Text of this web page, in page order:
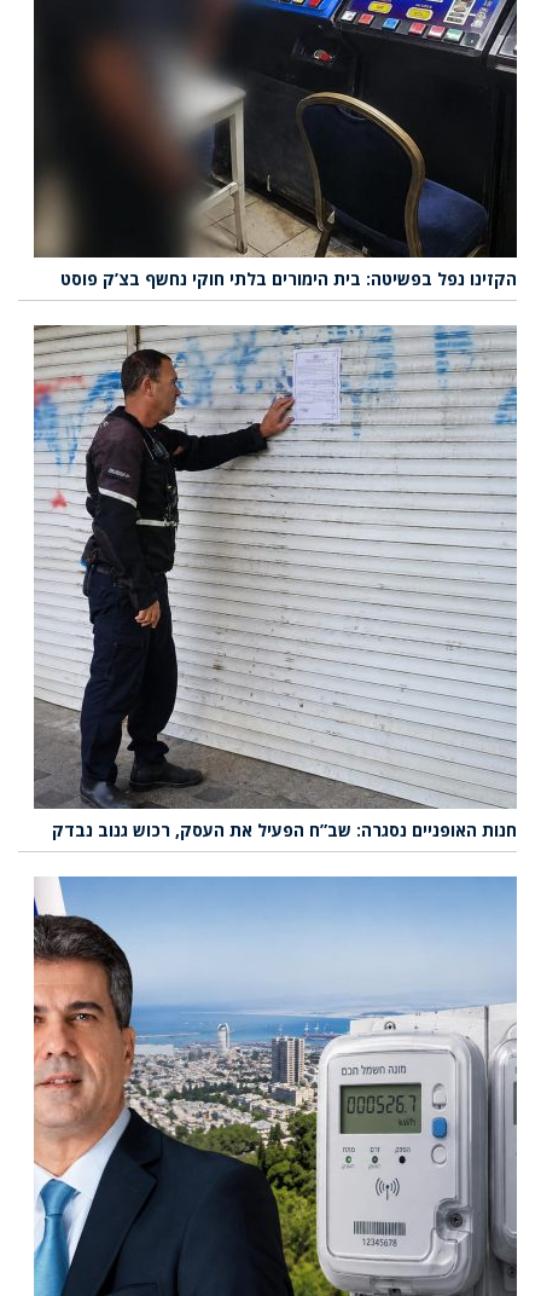
הקזינו נפל בפשיטה: בית הימורים בלתי חוקי נחשף בצ’ק פוסט
חנות האופניים נסגרה: שב”ח הפעיל את העסק, רכוש גנוב נבדק